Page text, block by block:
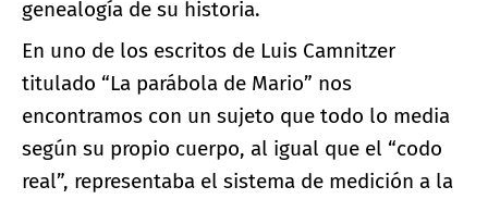
genealogía de su historia.
En uno de los escritos de Luis Camnitzer
titulado “La parábola de Mario” nos
encontramos con un sujeto que todo lo media
según su propio cuerpo, al igual que el “codo
real”, representaba el sistema de medición a la